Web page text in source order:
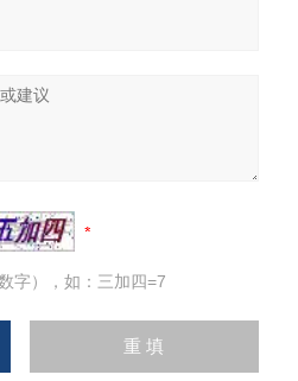
字），如：三加四=7